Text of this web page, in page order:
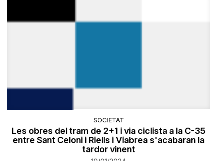
SOCIETAT
Les obres del tram de 2+1 i via ciclista a la C-35
entre Sant Celoni i Riells i Viabrea s'acabaran la
tardor vinent